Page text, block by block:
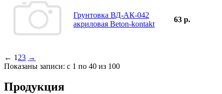
Грунтовка ВД-АК-042
акриловая Beton-kontakt
63 р.
← 1 23 →
Показаны записи: с 1 по 40 из 100
Продукция